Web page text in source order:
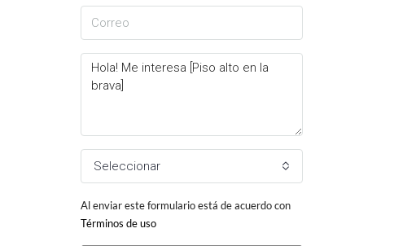
Seleccionar
Al enviar este formulario está de acuerdo con
Términos de uso